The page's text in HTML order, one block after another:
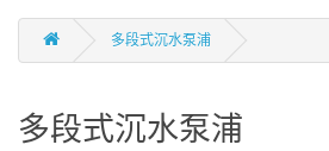
多段式沉水泵浦
多段式沉水泵浦